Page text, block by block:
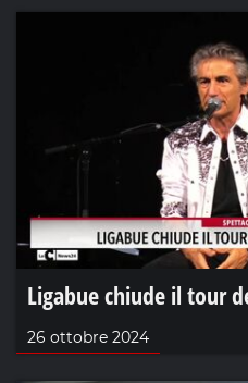
Ligabue chiude il tour
26 ottobre 2024